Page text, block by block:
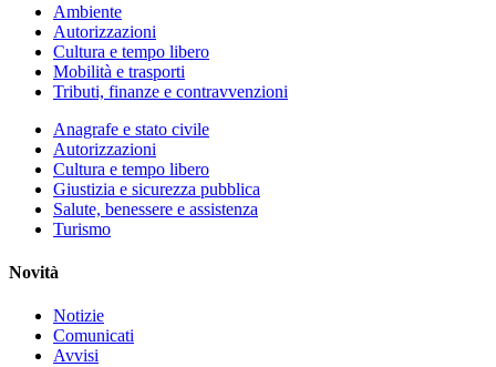
Ambiente
Autorizzazioni
Cultura e tempo libero
Mobilità e trasporti
Tributi, finanze e contravvenzioni
Anagrafe e stato civile
Autorizzazioni
Cultura e tempo libero
Giustizia e sicurezza pubblica
Salute, benessere e assistenza
Turismo
Novità
Notizie
Comunicati
Avvisi